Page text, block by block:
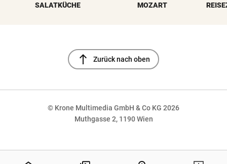
SALATKÜCHE MOZART
north Zurück nach oben
© Krone Multimedia GmbH & Co KG 2026
Muthgasse 2, 1190 Wien
NaN%